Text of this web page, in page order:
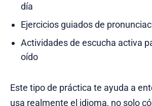
día
Ejercicios guiados de
Actividades de escucha activa
oído
Este tipo de práctica te ayuda a
usa realmente el idioma, no solo